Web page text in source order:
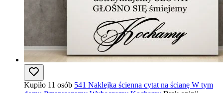
Kupiło 11 osób 541 Naklejka ścienna cytat na ścianę W tym